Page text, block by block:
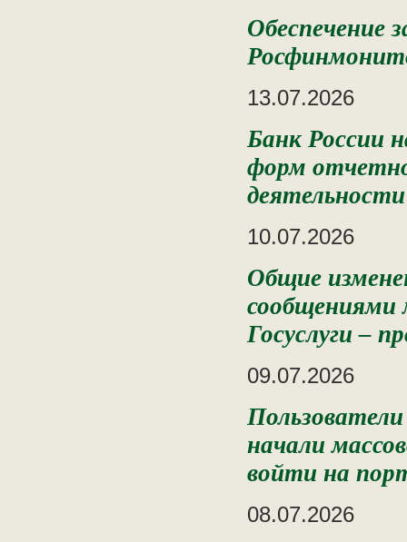
Обеспечение
13.07.2026
Банк России
форм
10.07.2026
Общие
сообщениями
Госуслуги –
09.07.2026
начали
войти на
08.07.2026